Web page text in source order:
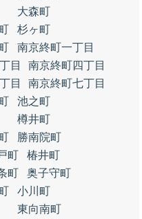
大森町
杉ヶ町
南京終町一丁目
目
南京終町四丁目
目
南京終町七丁目
池之町
樽井町
勝南院町
町
椿井町
町
奥子守町
小川町
東向南町